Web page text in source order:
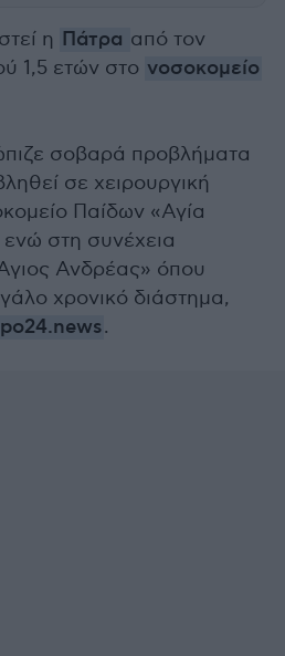
η Πάτρα από τον
1,5 ετών στο νοσοκομείο
σοβαρά προβλήματα
σε χειρουργική
Παίδων «Αγία
στη συνέχεια
Ανδρέας» όπου
χρονικό διάστημα,
.